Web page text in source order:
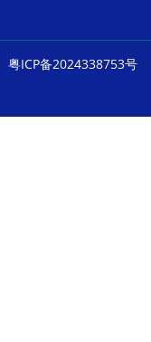
粤ICP备2024338753号